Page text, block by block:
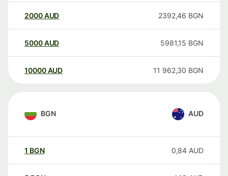
2000AUD 2392,46 BGN
5000AUD 5981,15 BGN
10000 AUD 11 962,30 BGN
BGN AUD
1 BGN 0,84 AUD